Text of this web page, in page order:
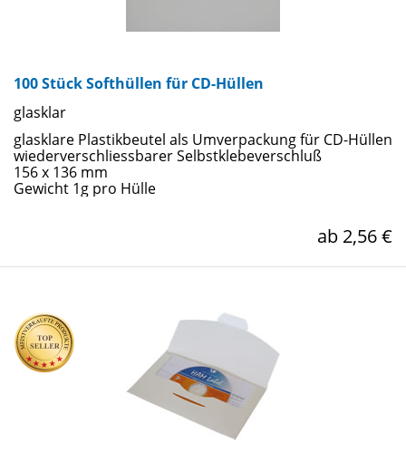
100 Stück Softhüllen für CD-Hüllen
glasklar
glasklare Plastikbeutel als Umverpackung für CD-Hüllen
wiederverschliessbarer Selbstklebeverschluß
156 x 136 mm
Gewicht 1g pro Hülle
ab 2,56 €